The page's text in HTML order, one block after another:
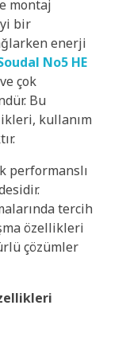
montaj
bir
enerji
No5 HE
çok
Bu
kullanım
performanslı
tercih
özellikleri
çözümler